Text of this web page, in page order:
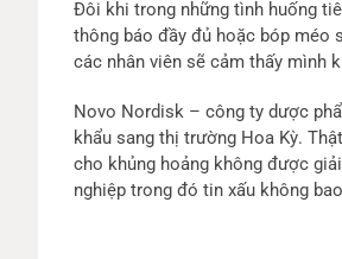
Đôi khi trong những tình huống
thông báo đầy đủ hoặc bóp méo
các nhân viên sẽ cảm thấy mình
Novo Nordisk – công ty dược
khẩu sang thị trường Hoa Kỳ.
cho khủng hoảng không được
nghiệp trong đó tin xấu không